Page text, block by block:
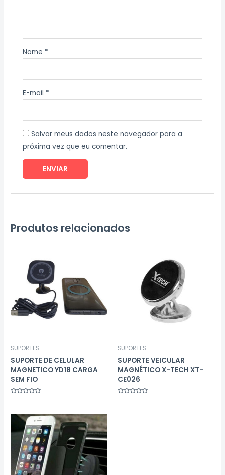
Nome *
E-mail *
Salvar meus dados neste navegador para a
próxima vez que eu comentar.
Produtos relacionados
SUPORTES
SUPORTE DE CELULAR
MAGNETICO YD18 CARGA
SEM FIO
5
SUPORTES
SUPORTE VEICULAR
MAGNÉTICO X-TECH XT-
CE026